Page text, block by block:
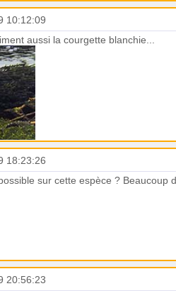
10:12:09
aussi la courgette blanchie...
18:23:26
sur cette espèce ? Beaucoup
20:56:23